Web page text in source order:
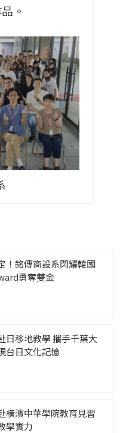
。
！銘傳商設系閃耀韓國
勇奪雙金
日移地教學 攜手千葉大
台日文化記憶
橫濱中華學院教育見習
學實力